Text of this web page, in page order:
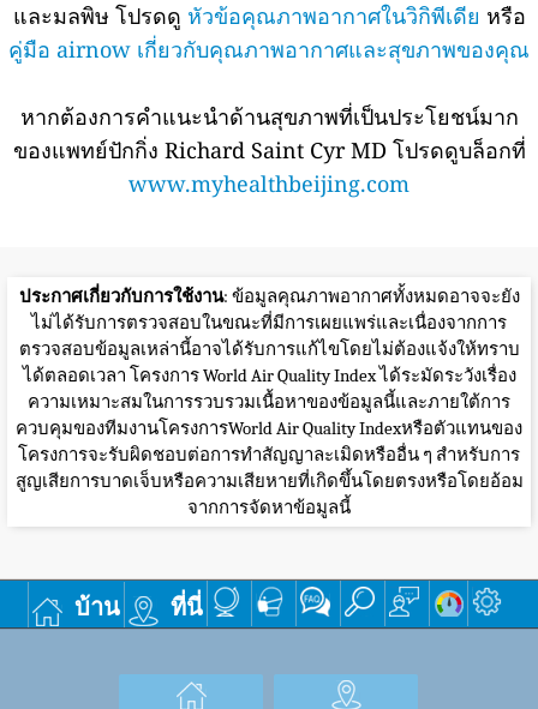
และมลพิษ โปรดดู หัวข้อคุณภาพอากาศในวิกิพีเดีย หรือ
คู่มือ airnow เกี่ยวกับคุณภาพอากาศและสุขภาพของคุณ
หากต้องการคำแนะนำด้านสุขภาพที่เป็นประโยชน์มาก
ของแพทย์ปักกิ่ง Richard Saint Cyr MD โปรดดูบล็อกที่
www.myhealthbeijing.com
ประกาศเกี่ยวกับการใช้งาน: ข้อมูลคุณภาพอากาศทั้งหมดอาจจะยัง
ไม่ได้รับการตรวจสอบในขณะที่มีการเผยแพร่และเนื่องจากการ
ตรวจสอบข้อมูลเหล่านี้อาจได้รับการแก้ไขโดยไม่ต้องแจ้งให้ทราบ
ได้ตลอดเวลา โครงการ World Air Quality Index ได้ระมัดระวังเรื่อง
ความเหมาะสมในการรวบรวมเนื้อหาของข้อมูลนี้และภายใต้การ
ควบคุมของทีมงานโครงการWorld Air Quality Indexหรือตัวแทนของ
โครงการจะรับผิดชอบต่อการทำสัญญาละเมิดหรืออื่น ๆ สำหรับการ
สูญเสียการบาดเจ็บหรือความเสียหายที่เกิดขึ้นโดยตรงหรือโดยอ้อม
จากการจัดหาข้อมูลนี้
บ้าน ที่นี่